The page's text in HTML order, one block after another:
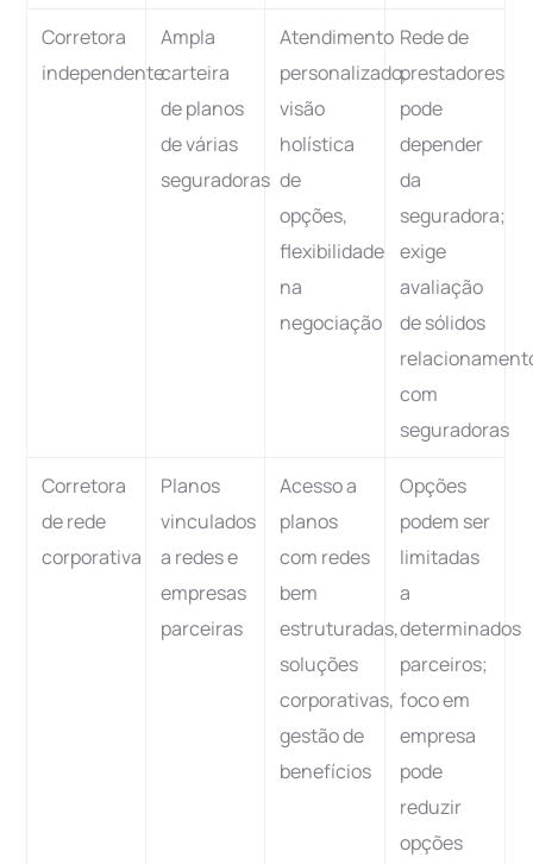
Corretora
independente
Ampla
carteira
de planos
de várias
seguradoras
Atendimento
personalizado,
visão
holística
de
opções,
flexibilidade
na
negociação
Rede de
prestadores
pode
depender
da
seguradora;
exige
avaliação
de sólidos
com
seguradoras
Corretora
de rede
corporativa
Planos
vinculados
a redes e
empresas
parceiras
Acesso a
planos
com redes
bem
estruturadas,
soluções
corporativas,
gestão de
benefícios
Opções
podem ser
limitadas
a
determinados
parceiros;
foco em
empresa
pode
reduzir
opções